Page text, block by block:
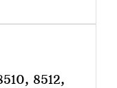
8512,